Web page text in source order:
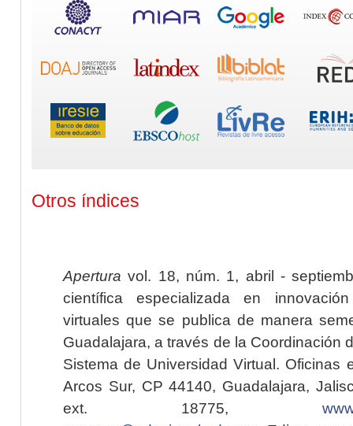
Otros índices
Apertura vol. 18, núm. 1, abril -
científica especializada en
virtuales que se publica de manera
Guadalajara, a través de la Coordinación
Sistema de Universidad Virtual. Oficinas
Arcos Sur, CP 44140, Guadalajara,
ext. 18775,